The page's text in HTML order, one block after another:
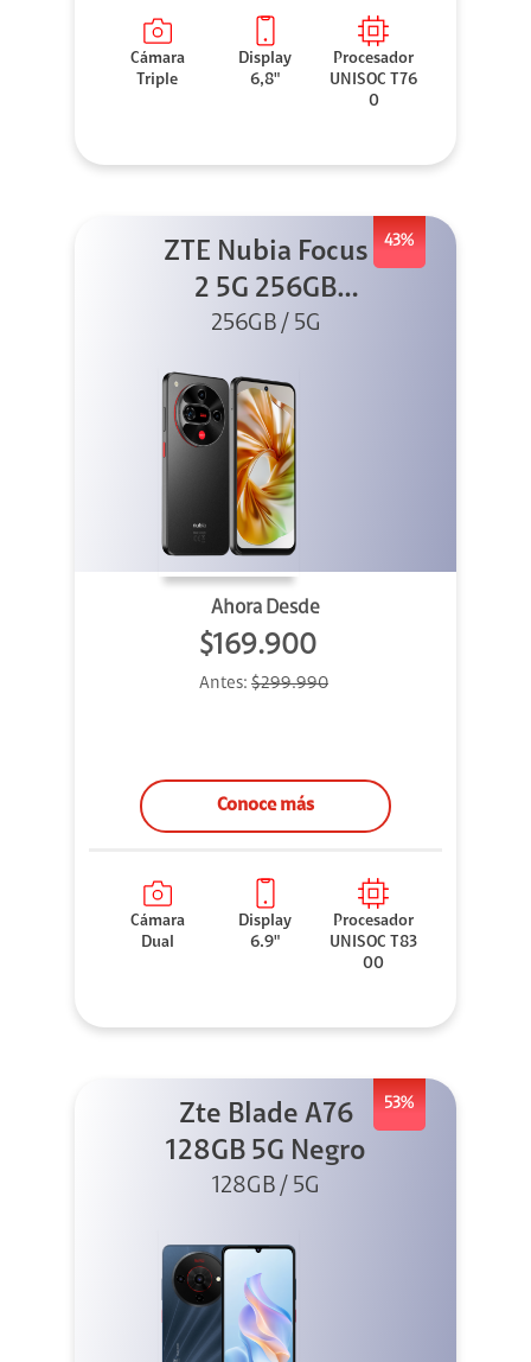
Cámara
Triple
Display
6,8"
Procesador
UNISOC T76
0
43%
ZTE Nubia Focus
2 5G 256GB
Negro
256GB / 5G
Ahora Desde
$169.900
Antes: $299.990
Conoce más
Cámara
Dual
Display
6.9"
Procesador
UNISOC T83
00
53%
Zte Blade A76
128GB 5G Negro
128GB / 5G